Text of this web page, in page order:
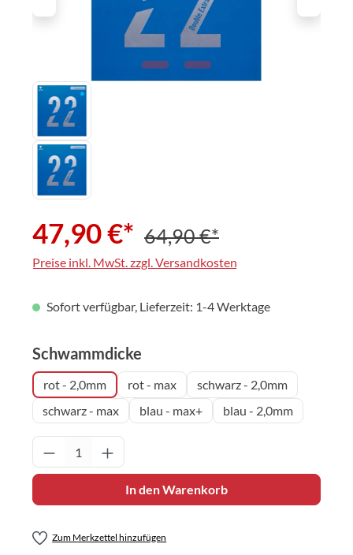
47,90 €* 64,90 €*
Preise inkl. MwSt. zzgl. Versandkosten
Sofort verfügbar, Lieferzeit: 1-4 Werktage
Schwammdicke
rot - 2,0mm rot - max
schwarz - 2,0mm
schwarz - max
blau - max+ blau - 2,0mm
Produkt Anzahl: Gib den gewünschten
In den Warenkorb
Zum Merkzettel hinzufügen